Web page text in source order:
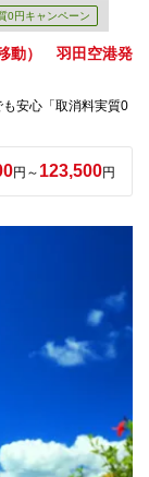
0円キャンペーン
動） 羽田空港発
安心「取消料実質0
円～ 123,500円